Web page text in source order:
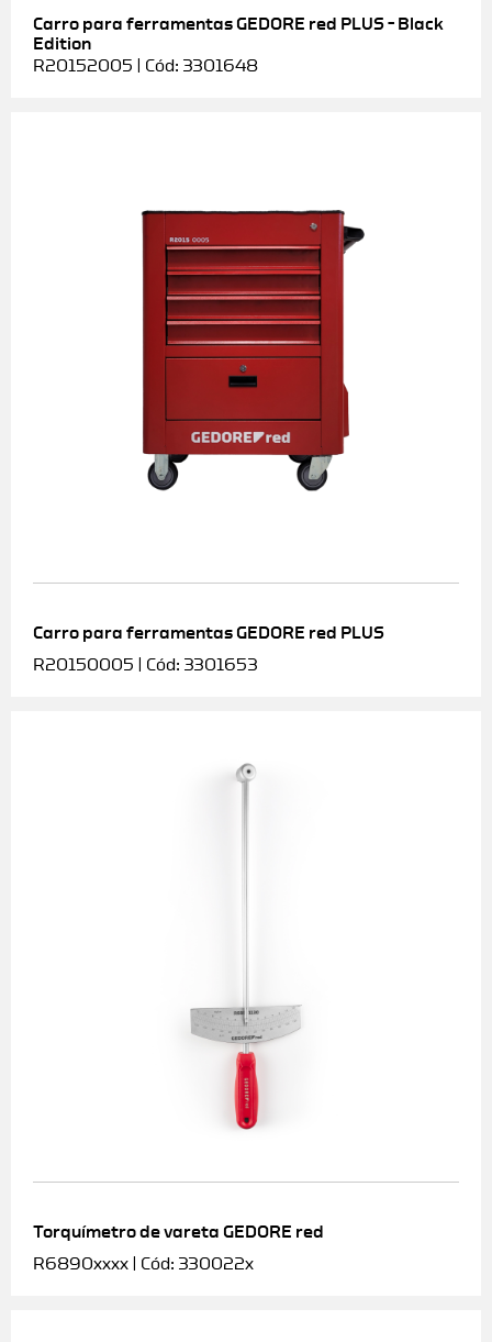
Carro para ferramentas GEDORE red PLUS – Black
Edition
R20152005 | Cód: 3301648
Carro para ferramentas GEDORE red PLUS
R20150005 | Cód: 3301653
Torquímetro de vareta GEDORE red
R6890xxxx | Cód: 330022x